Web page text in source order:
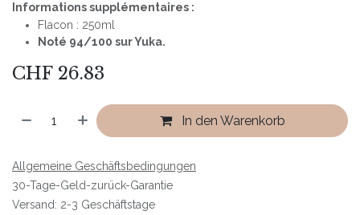
Informations supplémentaires :
Flacon : 250ml
Noté 94/100 sur Yuka.
CHF 26.83
In den Warenkorb
Allgemeine Geschäftsbedingungen
30-Tage-Geld-zurück-Garantie
Versand: 2-3 Geschäftstage